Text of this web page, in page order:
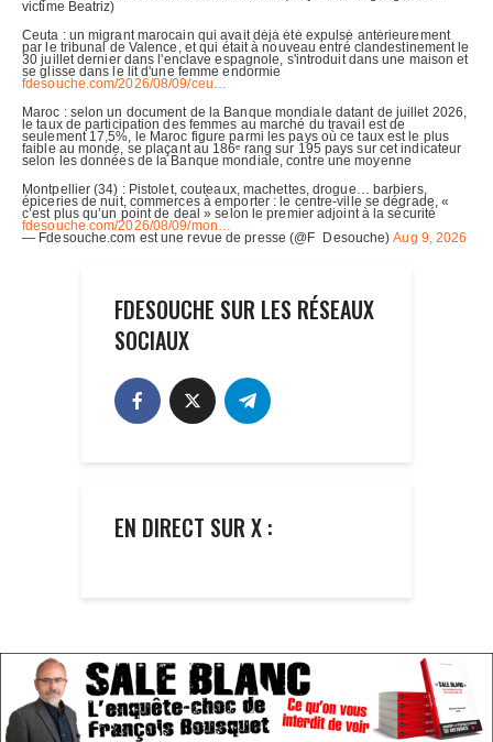
FDESOUCHE SUR LES RÉSEAUX
SOCIAUX
EN DIRECT SUR X :